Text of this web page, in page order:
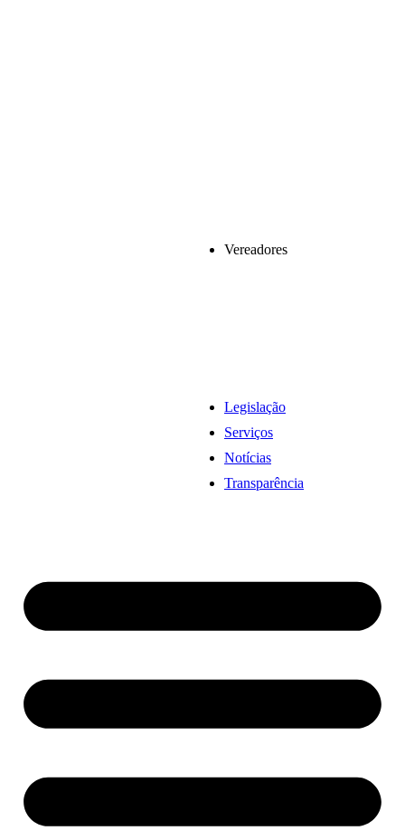
Vereadores
Legislação
Serviços
Notícias
Transparência